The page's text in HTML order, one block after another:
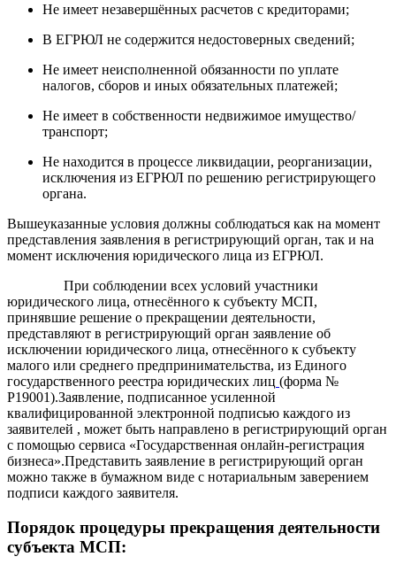
Не имеет незавершённых расчетов с кредиторами;
В ЕГРЮЛ не содержится недостоверных сведений;
Не имеет неисполненной обязанности по уплате
налогов, сборов и иных обязательных платежей;
Не имеет в собственности недвижимое имущество/
транспорт;
Не находится в процессе ликвидации, реорганизации,
исключения из ЕГРЮЛ по решению регистрирующего
органа.
Вышеуказанные условия должны соблюдаться как на момент
представления заявления в регистрирующий орган, так и на
момент исключения юридического лица из ЕГРЮЛ.
При соблюдении всех условий участники
юридического лица, отнесённого к субъекту МСП,
принявшие решение о прекращении деятельности,
представляют в регистрирующий орган заявление об
исключении юридического лица, отнесённого к субъекту
малого или среднего предпринимательства, из Единого
государственного реестра юридических лиц (форма №
Р19001).Заявление, подписанное усиленной
квалифицированной электронной подписью каждого из
заявителей , может быть направлено в регистрирующий орган
с помощью сервиса «Государственная онлайн-регистрация
бизнеса».Представить заявление в регистрирующий орган
можно также в бумажном виде с нотариальным заверением
подписи каждого заявителя.
Порядок процедуры прекращения деятельности
субъекта МСП: